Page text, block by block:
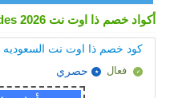
أكواد خصم ذا اوت نت The Out Net Coupon codes 2026
كود خصم ذا اوت نت السعوديه 20% على جميع الازياء
فعال حصري